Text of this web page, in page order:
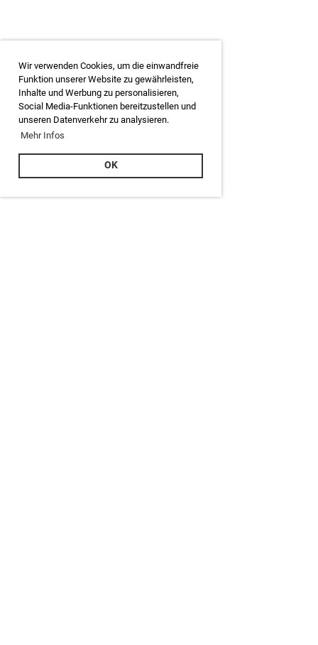
Wir verwenden Cookies, um die einwandfreie
Funktion unserer Website zu gewährleisten,
Inhalte und Werbung zu personalisieren,
Social Media-Funktionen bereitzustellen und
unseren Datenverkehr zu analysieren.
Mehr Infos
OK